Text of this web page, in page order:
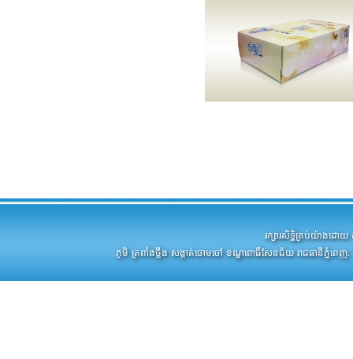
រក្សារសិទ្ឋិគ្រប់យ៉ាង
ភូមិ ត្រពាំងថ្លឹង សង្កាត់ចោមចៅ ខណ្ឌពោធិ៍សែនជ័យ រាជធានីភ្